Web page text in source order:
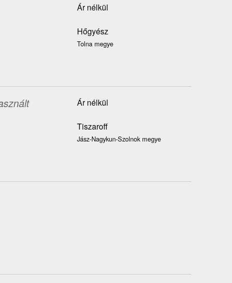
Ár nélkül
Hőgyész
Tolna megye
Ár nélkül
Tiszaroff
Jász-Nagykun-Szolnok megye